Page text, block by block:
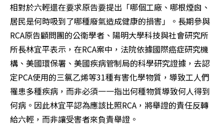
相對於六輕還在要求原告要提出「哪個工廠、哪根煙囪、
居民是何時吸到了哪種廢氣造成健康的損害」。長期參與
RCA原告顧問團的公衛學者、陽明大學科技與社會研究所
所長林宜平表示，在RCA案中，法院依據國際癌症研究機
構、美國環保署、美國疾病管制局的科學研究證據，去認
定PCA使用的三氯乙烯等31種有害化學物質，導致工人們
罹患多種疾病，而非必須一一指出何種物質導致何人得到
何病。因此林宜平認為應該比照RCA，將舉證的責任反轉
給六輕，而非讓受害者來負責舉證。